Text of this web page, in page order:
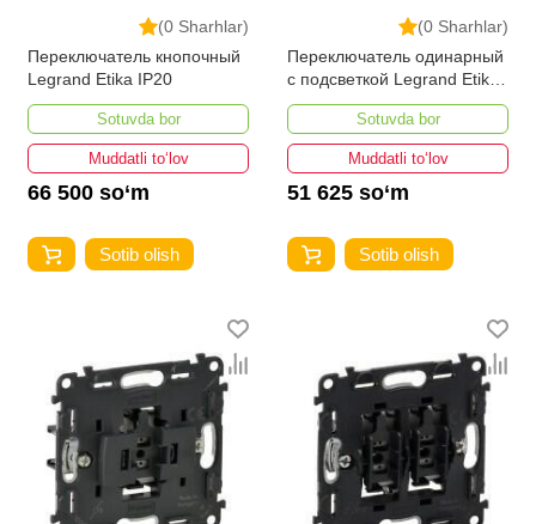
(0 Sharhlar)
Переключатель кнопочный
Legrand Etika IP20
Sotuvda bor
Muddatli to‘lov
66 500 so‘m
Sotib olish
(0 Sharhlar)
Переключатель одинарный
с подсветкой Legrand Etika
IP20
Sotuvda bor
Muddatli to‘lov
51 625 so‘m
Sotib olish